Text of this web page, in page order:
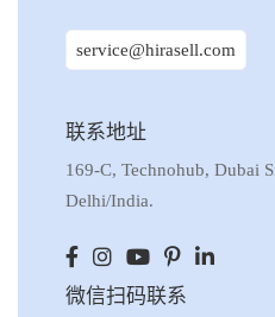
service@hirasell.com
联系地址
169-C, Technohub, Dubai
Delhi/India.
微信扫码联系